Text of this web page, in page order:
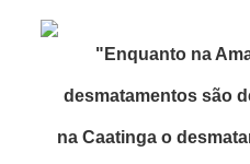
"Enquanto na
desmatamentos são
na Caatinga o